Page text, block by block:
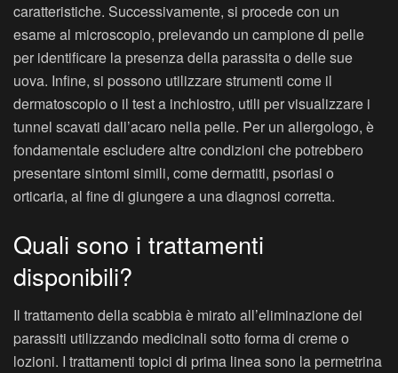
caratteristiche. Successivamente, si procede con un
esame al microscopio, prelevando un campione di pelle
per identificare la presenza della parassita o delle sue
uova. Infine, si possono utilizzare strumenti come il
dermatoscopio o il test a inchiostro, utili per visualizzare i
tunnel scavati dall’acaro nella pelle. Per un allergologo, è
fondamentale escludere altre condizioni che potrebbero
presentare sintomi simili, come dermatiti, psoriasi o
orticaria, al fine di giungere a una diagnosi corretta.
Quali sono i trattamenti
disponibili?
Il trattamento della scabbia è mirato all’eliminazione dei
parassiti utilizzando medicinali sotto forma di creme o
lozioni. I trattamenti topici di prima linea sono la permetrina